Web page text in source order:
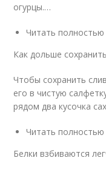
огурцы.…
Читать полностью
Как дольше
Чтобы сохранить
его в чистую
рядом два кусочка
Читать полностью
Белки взбиваются